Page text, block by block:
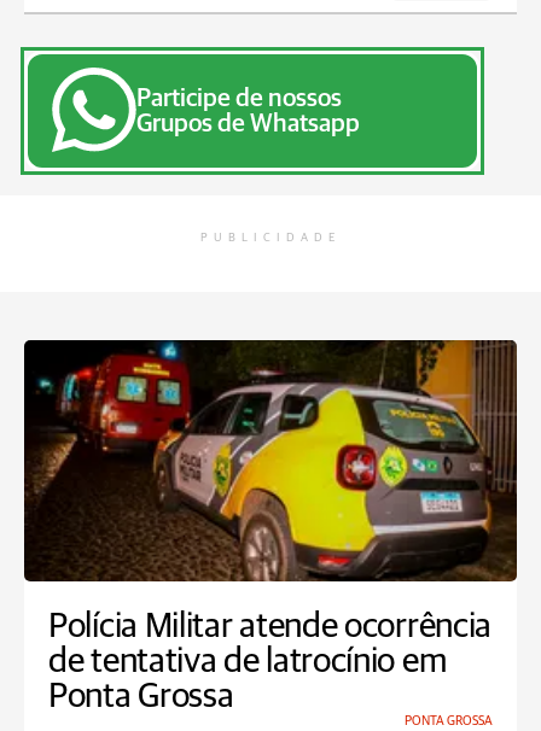
Participe de nossos
Grupos de Whatsapp
PUBLICIDADE
Polícia Militar atende ocorrência
de tentativa de latrocínio em
Ponta Grossa
PONTA GROSSA